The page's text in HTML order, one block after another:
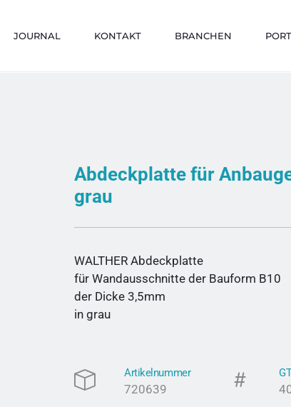
JOURNAL KONTAKT BRANCHEN
Abdeckplatte für
grau
WALTHER Abdeckplatte
für Wandausschnitte der Bauform B10
der Dicke 3,5mm
in grau
Artikelnummer
720639